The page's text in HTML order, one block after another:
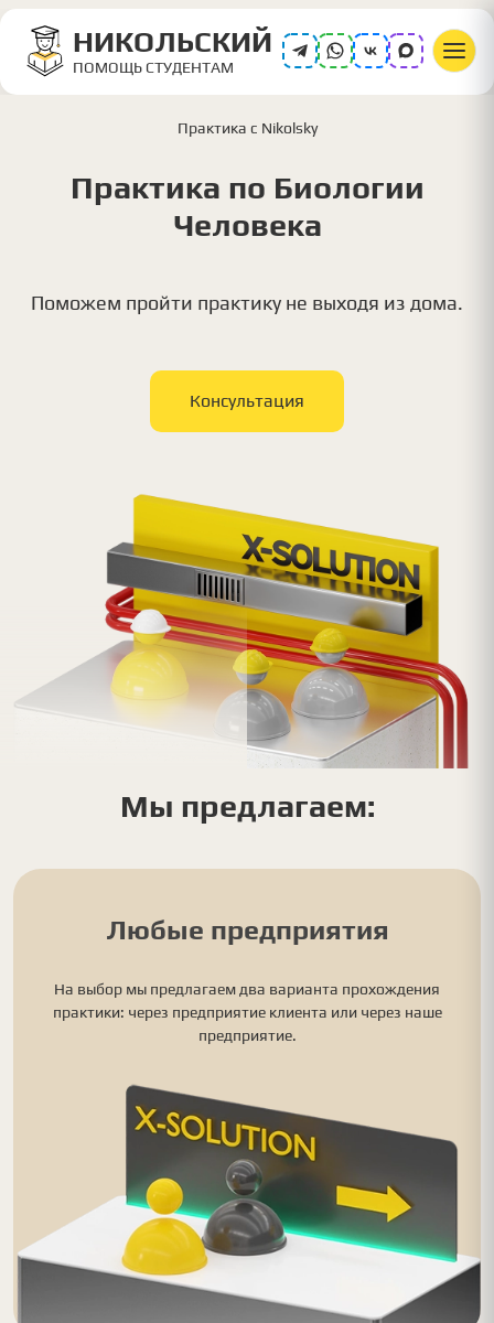
НИКОЛЬСКИЙ
ПОМОЩЬ СТУДЕНТАМ
Практика с Nikolsky
Практика по Биологии
Человека
Поможем пройти практику не выходя из дома.
Консультация
Мы предлагаем:
Любые предприятия
На выбор мы предлагаем два варианта прохождения
практики: через предприятие клиента или через наше
предприятие.